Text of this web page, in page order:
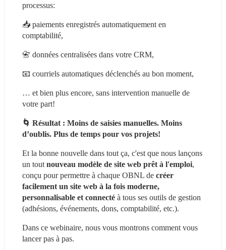
processus:
📥 paiements enregistrés automatiquement en
comptabilité,
📇 données centralisées dans votre CRM,
📧 courriels automatiques déclenchés au bon moment,
… et bien plus encore, sans intervention manuelle de
votre part!
🌀 Résultat : Moins de saisies manuelles. Moins
d’oublis. Plus de temps pour vos projets!
Et la bonne nouvelle dans tout ça, c'est que nous lançons
un tout nouveau modèle de site web prêt à l'emploi,
conçu pour permettre à chaque OBNL de créer
facilement un site web à la fois moderne,
personnalisable et connecté à tous ses outils de gestion
(adhésions, événements, dons, comptabilité, etc.).
Dans ce webinaire, nous vous montrons comment vous
lancer pas à pas.